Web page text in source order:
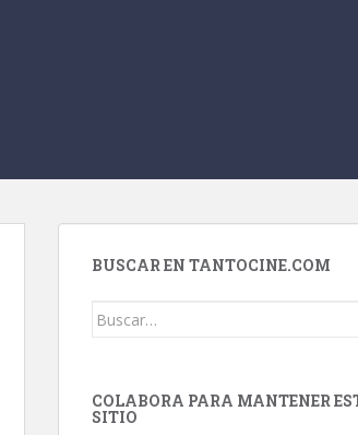
BUSCAR EN TANTOCINE.COM
Buscar:
COLABORA PARA MANTENER
SITIO